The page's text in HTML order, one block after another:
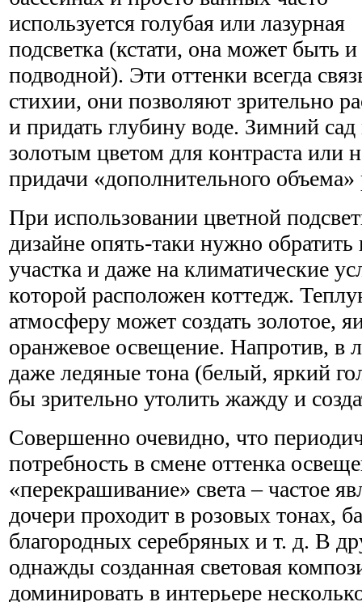
используется голубая или лазурная
подсветка (кстати, она может быть и
подводной). Эти оттенки всегда
стихии, они позволяют зрительно
и придать глубину воде. Зимний
золотым цветом для контраста или
придачи «дополнительного объема»
При использовании цветной
дизайне опять-таки нужно
участка и даже на климатические
которой расположен коттедж.
атмосферу может создать золотое,
оранжевое освещение. Напротив, в
даже ледяные тона (белый, яркий
бы зрительно утолить жажду и
Совершенно очевидно, что
потребность в смене оттенка
«перекрашивание» света – частое
дочери проходит в розовых тонах,
благородных серебряных и т. д. В
однажды созданная световая
доминировать в интерьере